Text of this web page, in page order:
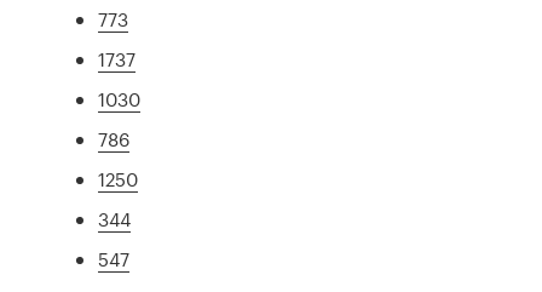
773
1737
1030
786
1250
344
547